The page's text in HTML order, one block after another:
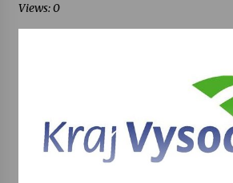
Views: 0